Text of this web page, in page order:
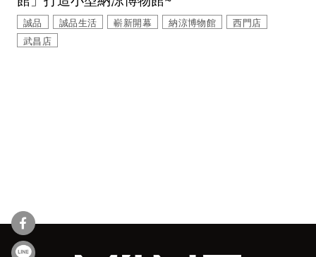
誠品 誠品生活 嶄新開幕 納涼博物館
西門店
武昌店